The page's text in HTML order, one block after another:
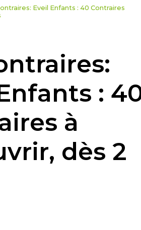
Eveil Enfants : 40 Contraires
:
à
dès 2